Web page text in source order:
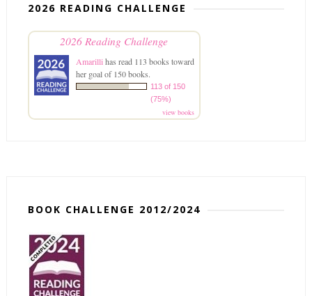
2026 READING CHALLENGE
2026 Reading Challenge
Amarilli has read 113 books toward
her goal of 150 books.
113 of 150
(75%)
view books
BOOK CHALLENGE 2012/2024